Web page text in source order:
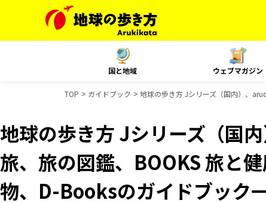
国と地域 ウェブマガジン
TOP ガイドブック 地球の歩き方 Jシリーズ（国内）、
地球の歩き方 Jシリーズ（国
旅、旅の図鑑、BOOKS 旅と
物、D-Booksのガイドブック